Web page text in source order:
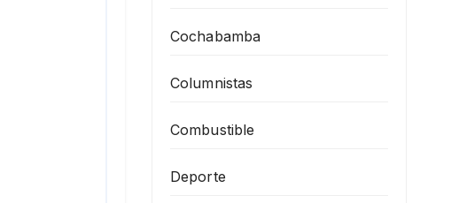
Cochabamba
Columnistas
Combustible
Deporte